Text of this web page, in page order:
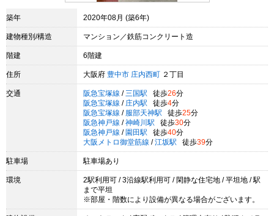
築年 2020年08月 (築6年)
建物種別/構造 マンション／鉄筋コンクリート造
階建 6階建
住所 大阪府 豊中市 庄内西町 ２丁目
交通 阪急宝塚線 / 三国駅 徒歩26分
阪急宝塚線 / 庄内駅 徒歩4分
阪急宝塚線 / 服部天神駅 徒歩25分
阪急神戸線 / 神崎川駅 徒歩30分
阪急神戸線 / 園田駅 徒歩40分
大阪メトロ御堂筋線 / 江坂駅 徒歩39分
駐車場 駐車場あり
環境
2駅利用可 / 3沿線駅利用可 / 閑静な住宅地 / 平坦地 / 駅
まで平坦
※部屋・階数により設備が異なる場合がございます。